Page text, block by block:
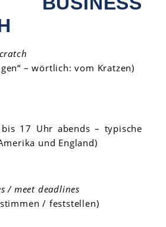
– wörtlich: vom Kratzen)
17 Uhr abends – typische
und England)
/ meet deadlines
/ feststellen)